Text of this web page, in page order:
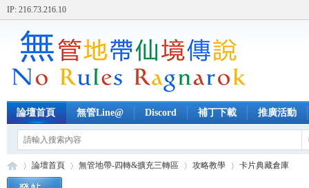
IP: 216.73.216.10
論壇首頁 無管Line@ Discord 補丁下載 推廣活動
論壇首頁 無管地帶-四轉&擴充三轉區 攻略教學 卡片典藏倉庫